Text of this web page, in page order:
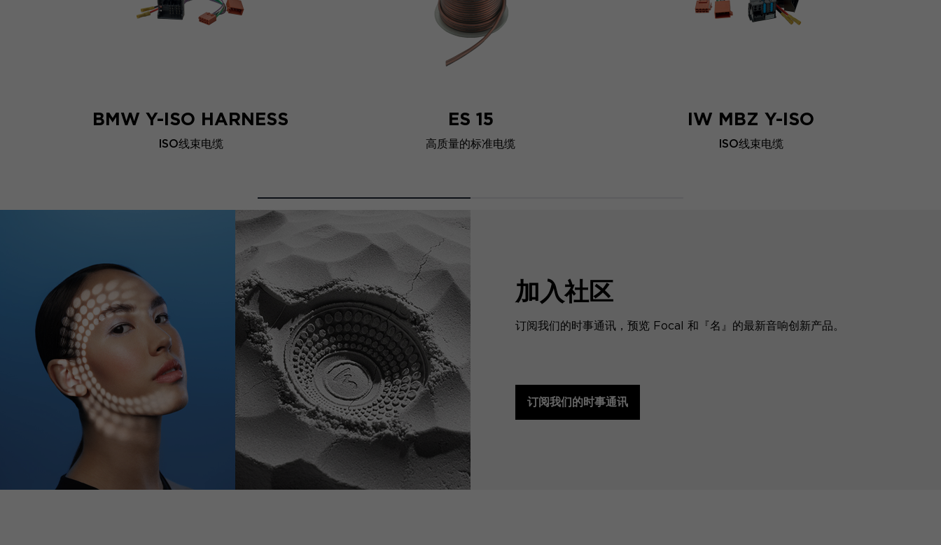
BMW Y-ISO HARNESS
ISO线束电缆
ES 15
高质量的标准电缆
IW MBZ Y-ISO
ISO线束电缆
加入社区
订阅我们的时事通讯，预览 Focal 和『名』的最新音响创新产品。
订阅我们的时事通讯